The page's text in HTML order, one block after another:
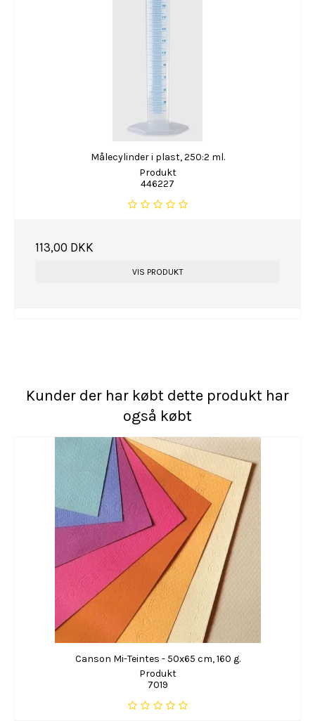
Målecylinder i plast, 250:2 ml.
Produkt
446227
113,00 DKK
VIS PRODUKT
Kunder der har købt dette produkt har
også købt
Canson Mi-Teintes - 50x65 cm, 160 g.
Produkt
7019